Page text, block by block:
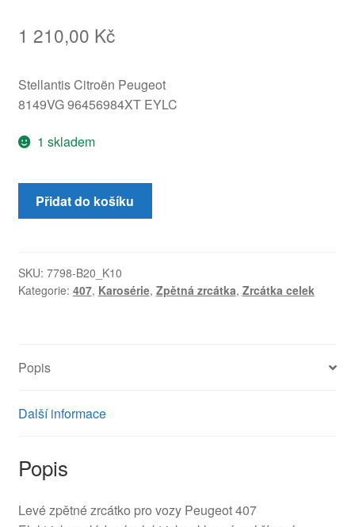
1 210,00 Kč
Stellantis Citroën Peugeot
8149VG 96456984XT EYLC
1 skladem
Levé
zpětné
pro
Peugeot
množství
Přidat do košíku
SKU: 7798-B20_K10
Kategorie: 407, Karosérie, Zpětná zrcátka, Zrcátka celek
Popis
Další informace
Popis
Levé zpětné zrcátko pro vozy Peugeot 407